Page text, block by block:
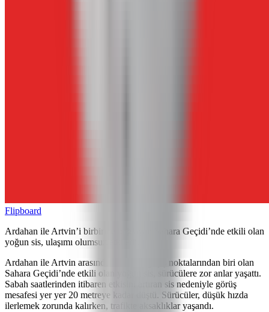
Flipboard
Ardahan ile Artvin’i birbirine bağlayan Sahara Geçidi’nde etkili olan
yoğun sis, ulaşımı olumsuz etkiledi.
Ardahan ile Artvin arasındaki önemli geçiş noktalarından biri olan
Sahara Geçidi’nde etkili olan yoğun sis, sürücülere zor anlar yaşattı.
Sabah saatlerinden itibaren etkisini artıran sis nedeniyle görüş
mesafesi yer yer 20 metreye kadar düştü. Sürücüler, düşük hızda
ilerlemek zorunda kalırken, trafikte aksaklıklar yaşandı.